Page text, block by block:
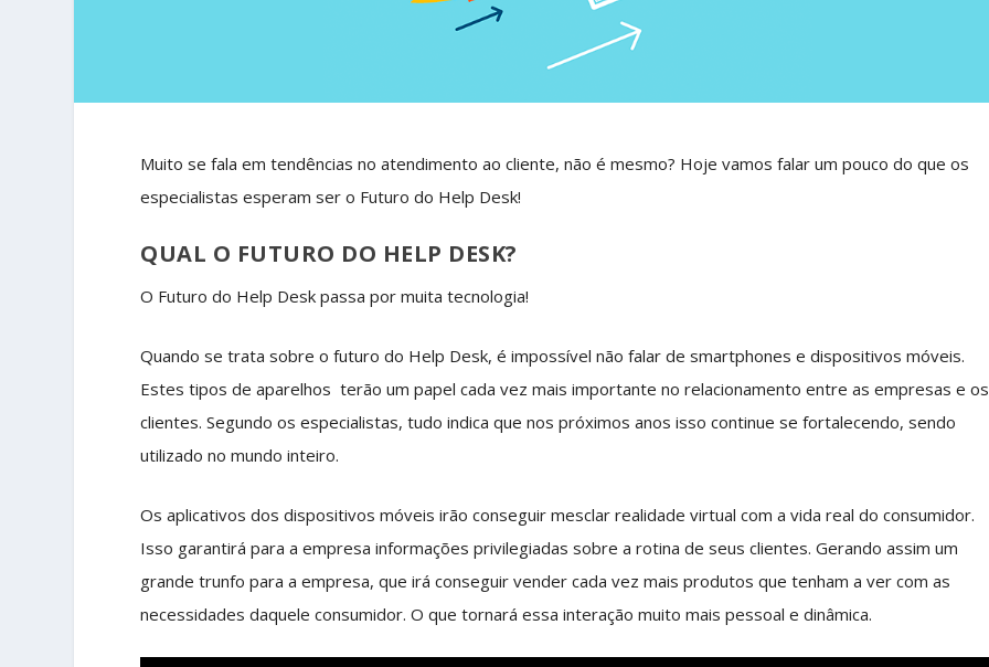
Muito se fala em tendências no atendimento ao cliente, não é mesmo? Hoje vamos falar um pouco do que os
especialistas esperam ser o Futuro do Help Desk!
QUAL O FUTURO DO HELP DESK?
O Futuro do Help Desk passa por muita tecnologia!
Quando se trata sobre o futuro do Help Desk, é impossível não falar de smartphones e dispositivos móveis.
Estes tipos de aparelhos terão um papel cada vez mais importante no relacionamento entre as empresas e os
clientes. Segundo os especialistas, tudo indica que nos próximos anos isso continue se fortalecendo, sendo
utilizado no mundo inteiro.
Os aplicativos dos dispositivos móveis irão conseguir mesclar realidade virtual com a vida real do consumidor.
Isso garantirá para a empresa informações privilegiadas sobre a rotina de seus clientes. Gerando assim um
grande trunfo para a empresa, que irá conseguir vender cada vez mais produtos que tenham a ver com as
necessidades daquele consumidor. O que tornará essa interação muito mais pessoal e dinâmica.